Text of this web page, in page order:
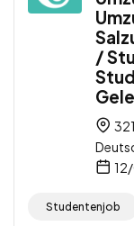
/
Studentenjob